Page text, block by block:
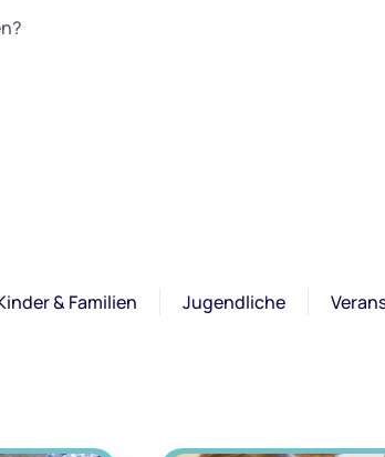
& Familien Jugendliche